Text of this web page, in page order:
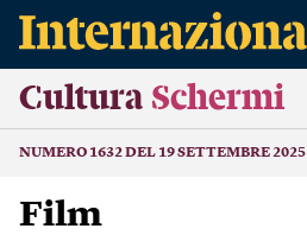
Cultura Schermi
NUMERO 1632 DEL 19 SETTEMBRE 2025
Film